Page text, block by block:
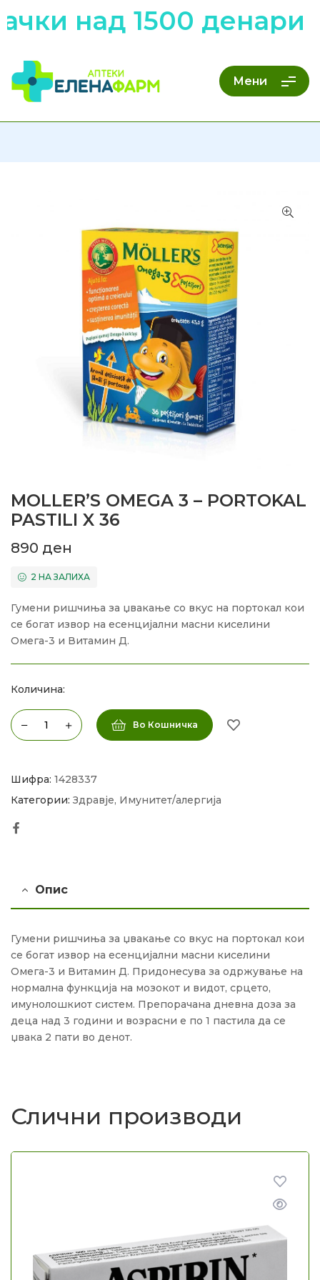
над 1500 денари
Мени
MOLLER’S OMEGA 3 – PORTOKAL
PASTILI X 36
890 ден
2 НА ЗАЛИХА
Гумени ришчиња за џвакање со вкус на портокал кои
се богат извор на есенцијални масни киселини
Омега-3 и Витамин Д.
Количина:
Во Кошничка
Шифра: 1428337
Категории: Здравје, Имунитет/алергија
Опис
Гумени ришчиња за џвакање со вкус на портокал кои
се богат извор на есенцијални масни киселини
Омега-3 и Витамин Д. Придонесува за одржување на
нормална функција на мозокот и видот, срцето,
имунолошкиот систем. Препорачана дневна доза за
деца над 3 години и возрасни е по 1 пастила да се
џвака 2 пати во денот.
Слични производи